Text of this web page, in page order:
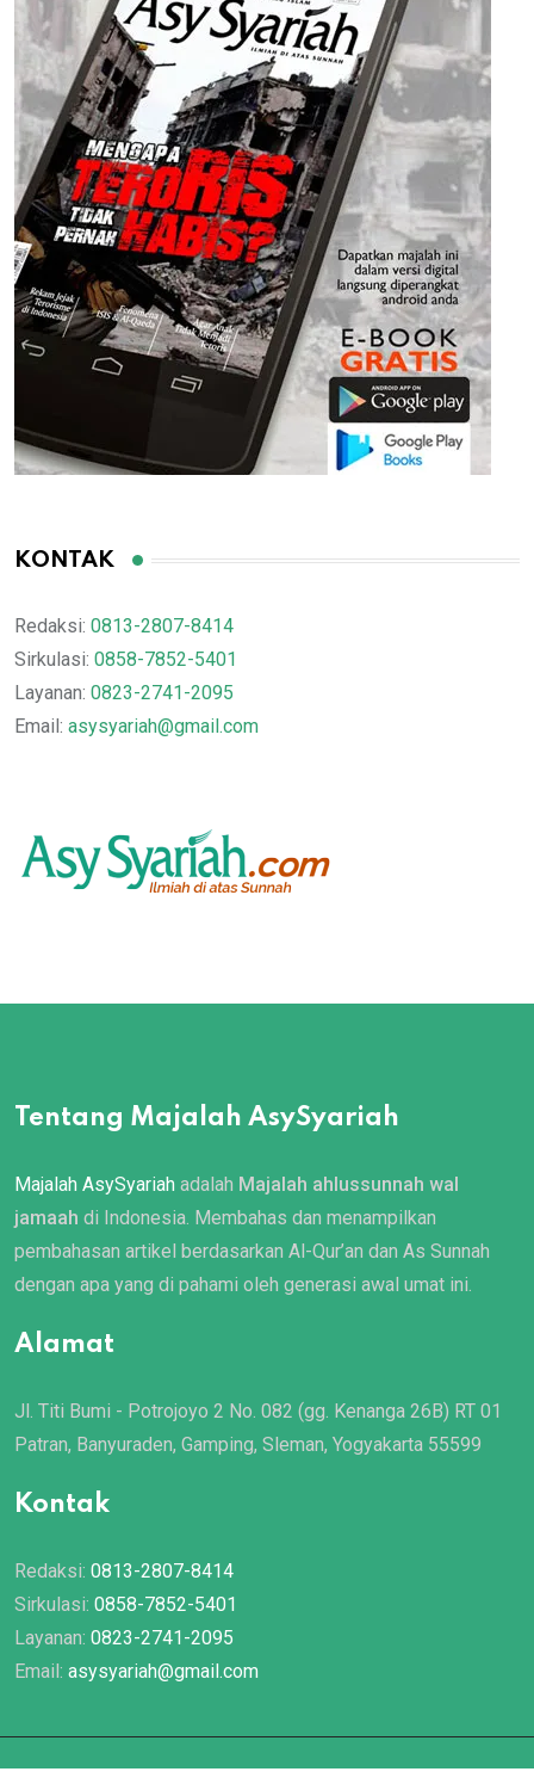
KONTAK
Redaksi: 0813-2807-8414
Sirkulasi: 0858-7852-5401
Layanan: 0823-2741-2095
Email: asysyariah@gmail.com
Tentang Majalah AsySyariah
Majalah AsySyariah adalah Majalah ahlussunnah wal
jamaah di Indonesia. Membahas dan menampilkan
pembahasan artikel berdasarkan Al-Qur’an dan As Sunnah
dengan apa yang di pahami oleh generasi awal umat ini.
Alamat
Jl. Titi Bumi - Potrojoyo 2 No. 082 (gg. Kenanga 26B) RT 01
Patran, Banyuraden, Gamping, Sleman, Yogyakarta 55599
Kontak
Redaksi: 0813-2807-8414
Sirkulasi: 0858-7852-5401
Layanan: 0823-2741-2095
Email: asysyariah@gmail.com